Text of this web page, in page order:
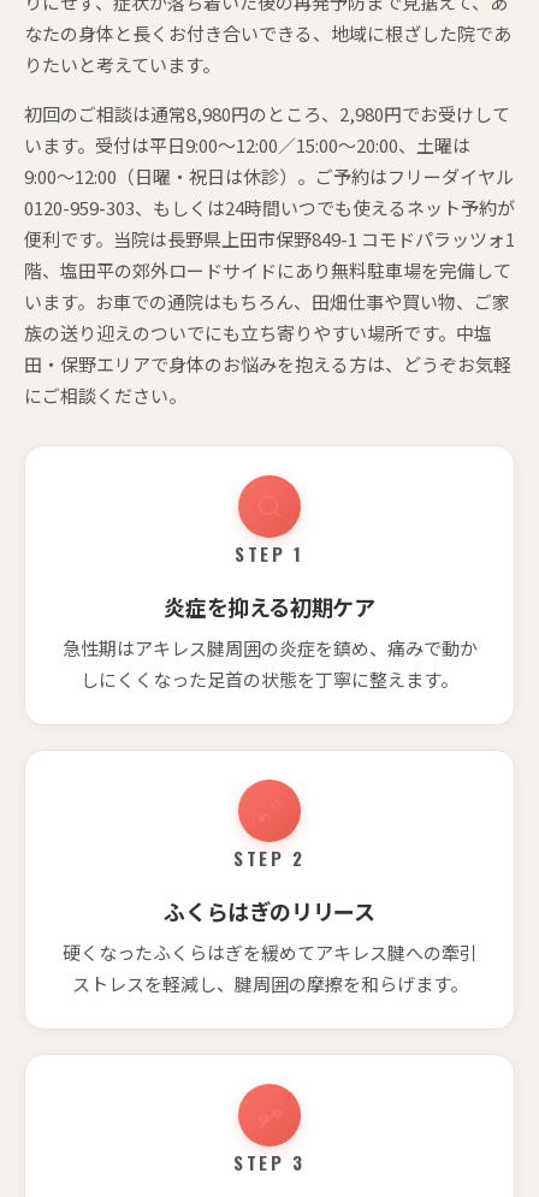
なたの身体と長くお付き合いできる、地域に根ざした院であ
りたいと考えています。
初回のご相談は通常8,980円のところ、2,980円でお受けして
います。受付は平日9:00〜12:00／15:00〜20:00、土曜は
9:00〜12:00（日曜・祝日は休診）。ご予約はフリーダイヤル
0120-959-303、もしくは24時間いつでも使えるネット予約が
便利です。当院は長野県上田市保野849-1 コモドパラッツォ1
階、塩田平の郊外ロードサイドにあり無料駐車場を完備して
います。お車での通院はもちろん、田畑仕事や買い物、ご家
族の送り迎えのついでにも立ち寄りやすい場所です。中塩
田・保野エリアで身体のお悩みを抱える方は、どうぞお気軽
にご相談ください。
STEP 1
炎症を抑える初期ケア
急性期はアキレス腱周囲の炎症を鎮め、痛みで動か
しにくくなった足首の状態を丁寧に整えます。
STEP 2
ふくらはぎのリリース
硬くなったふくらはぎを緩めてアキレス腱への牽引
ストレスを軽減し、腱周囲の摩擦を和らげます。
STEP 3